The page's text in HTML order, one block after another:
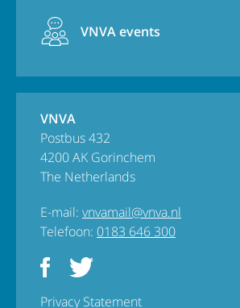
VNVA events
VNVA
Postbus 432
4200 AK Gorinchem
The Netherlands
E-mail: vnvamail@vnva.nl
Telefoon: 0183 646 300
Privacy Statement